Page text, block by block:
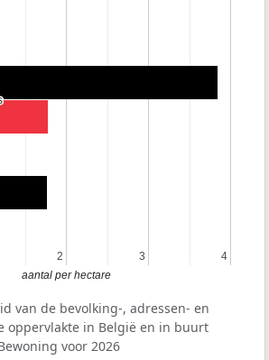
2
2 3
3 4
4
aantal per hectare
van de bevolking-, adressen- en
oppervlakte in België en in buurt
voor 2026